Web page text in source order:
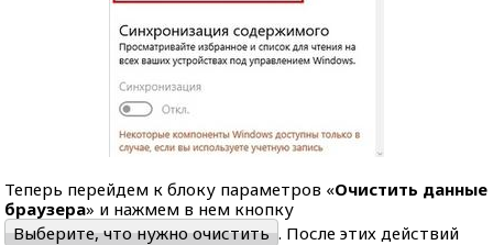
Теперь перейдем к блоку параметров «Очистить данные
браузера» и нажмем в нем кнопку
Выберите, что нужно очистить . После этих действий